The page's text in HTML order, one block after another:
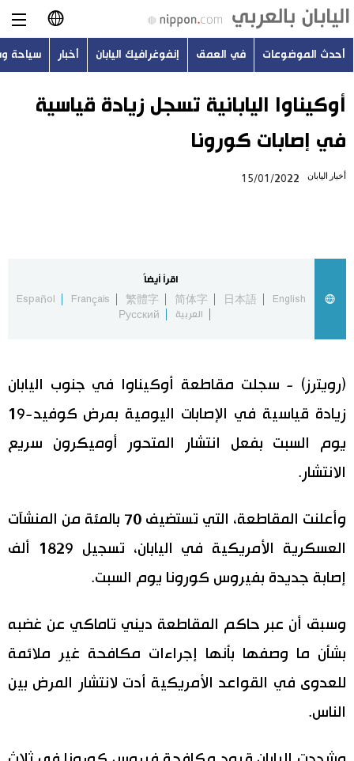
日本語
English
Русский
أحدث الموضوعات
اليابان في فيديو
مانغا وأنيمي
علوم وتكنولوجيا
الأقسام
تجارب وآراء
سياسة
الأكثر تفاعلا
موسوعة اليابان
أحدث الموضوعات في العمق إنفوغرافيك اليابان أخبار سياحة
أوكيناوا اليابانية تسجل زيادة قياسية
في إصابات كورونا
أخبار اليابان 15/01/2022
اقرأ أيضاً
English
日本語
简体字
繁體字
Français
Español
العربية
Русский
(رويترز) - سجلت مقاطعة أوكيناوا في جنوب اليابان
زيادة قياسية في الإصابات اليومية بمرض كوفيد-19
يوم السبت بفعل انتشار المتحور أوميكرون سريع
الانتشار.
وأعلنت المقاطعة، التي تستضيف 70 بالمئة من المنشآت
العسكرية الأمريكية في اليابان، تسجيل 1829 ألف
إصابة جديدة بفيروس كورونا يوم السبت.
وسبق أن عبر حاكم المقاطعة ديني تاماكي عن غضبه
بشأن ما وصفها بأنها إجراءات مكافحة غير ملائمة
للعدوى في القواعد الأمريكية أدت لانتشار المرض بين
الناس.